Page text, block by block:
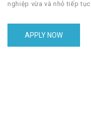
nghiệp vừa và nhỏ tiếp
APPLY NOW